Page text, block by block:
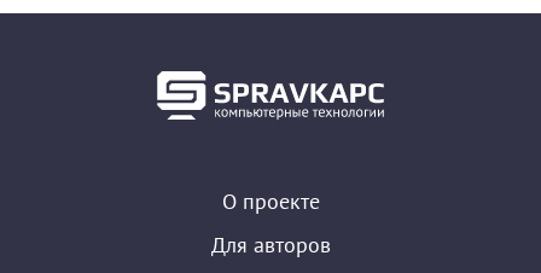
О проекте
Для авторов